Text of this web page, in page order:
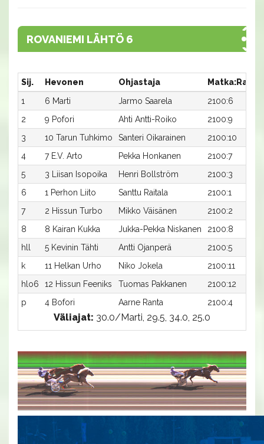
ROVANIEMI LÄHTÖ 6
Sij. Hevonen Ohjastaja Matka:Rata
1
6 Marti Jarmo Saarela 2100:6
2
9 Pofori Ahti Antti-Roiko 2100:9
3
10 Tarun Tuhkimo Santeri Oikarainen 2100:10
4
7 E.V. Arto Pekka Honkanen 2100:7
5
3 Liisan Isopoika Henri Bollström 2100:3
6
1 Perhon Liito Santtu Raitala 2100:1
7
2 Hissun Turbo Mikko Väisänen 2100:2
8
8 Kairan Kukka Jukka-Pekka Niskanen 2100:8
hll
5 Kevinin Tähti Antti Ojanperä 2100:5
k
11 Helkan Urho Niko Jokela 2100:11
hlo6
12 Hissun Feeniks Tuomas Pakkanen 2100:12
p
4 Bofori Aarne Ranta 2100:4
Väliajat: 30.0/Marti, 29.5, 34.0, 25.0